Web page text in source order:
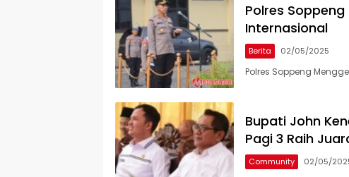
Polres
Internasional
Berita 02/05/2025
Polres Soppeng
Bupati John
Pagi 3 Raih
Community 02/05/